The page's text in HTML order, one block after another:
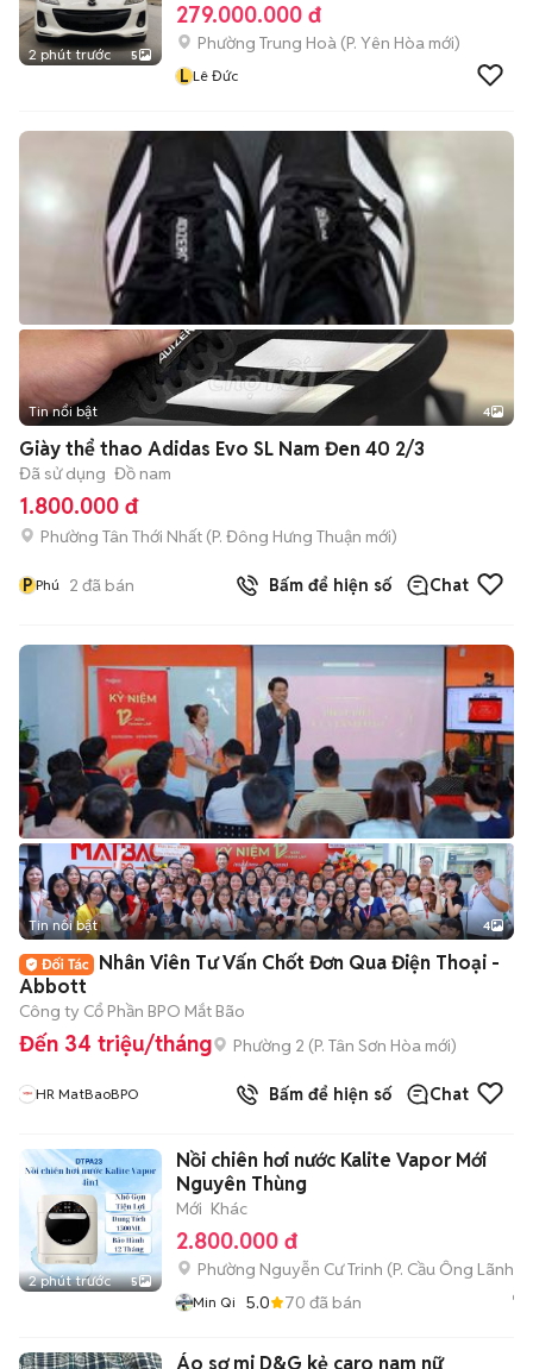
2 phút trước 5
279.000.000 đ
Phường Trung Hoà (P. Yên Hòa mới)
L Lê Đức
Tin nổi bật 4
Giày thể thao Adidas Evo SL Nam Đen 40 2/3
Đã sử dụng Đồ nam
1.800.000 đ
Phường Tân Thới Nhất (P. Đông Hưng Thuận mới)
P Phú 2 đã bán Bấm để hiện số Chat
Tin nổi bật 4
Nhân Viên Tư Vấn Chốt Đơn Qua Điện Thoại -
Abbott
Công ty Cổ Phần BPO Mắt Bão
Đến 34 triệu/tháng Phường 2 (P. Tân Sơn Hòa mới)
HR MatBaoBPO Bấm để hiện số Chat
2 phút trước 5
Nồi chiên hơi nước Kalite Vapor Mới
Nguyên Thùng
Mới Khác
2.800.000 đ
Phường Nguyễn Cư Trinh (P. Cầu Ông Lãnh
Min Qi 5.0 70 đã bán
Áo sơ mi D&G kẻ caro nam nữ